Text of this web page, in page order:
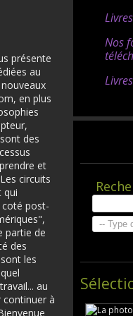
présente
au
en plus
des
et
circuits
qui
coté post-
partie de
des
les
au
à
Nos